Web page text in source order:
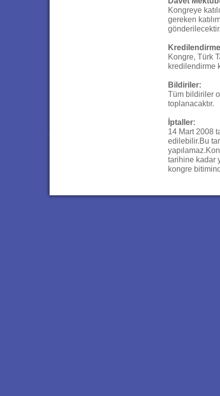
Kongreye
gereken
Kongre, Türk
kredilendirme
Bildiriler:
Tüm bildiriler
toplanacaktır.
İptaller:
14 Mart 2008
edilebilir.Bu
tarihine kadar
kongre